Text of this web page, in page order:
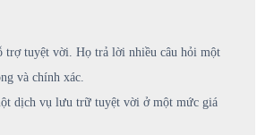
trợ tuyệt vời. Họ trả lời nhiều câu hỏi một
và chính xác.
dịch vụ lưu trữ tuyệt vời ở một mức giá